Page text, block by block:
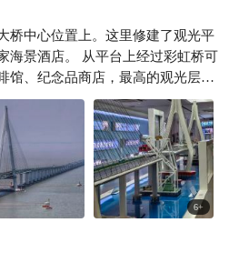
桥中心位置上。这里修建了观光平
海景酒店。 从平台上经过彩虹桥可
馆、纪念品商店，最高的观光层是
州湾大桥的雄伟身姿。 景区内的大
座大桥建造工程的历史。
6+